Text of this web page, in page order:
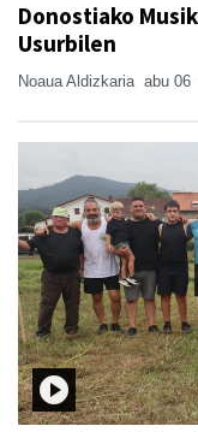
Donostiako
Usurbilen
Noaua Aldizkaria abu 06